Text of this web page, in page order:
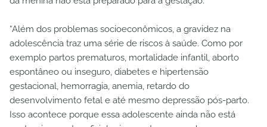
“Além dos problemas socioeconômicos, a gravidez na
adolescência traz uma série de riscos à saúde. Como por
exemplo partos prematuros, mortalidade infantil, aborto
espontâneo ou inseguro, diabetes e hipertensão
gestacional, hemorragia, anemia, retardo do
desenvolvimento fetal e até mesmo depressão pós-parto.
Isso acontece porque essa adolescente ainda não está